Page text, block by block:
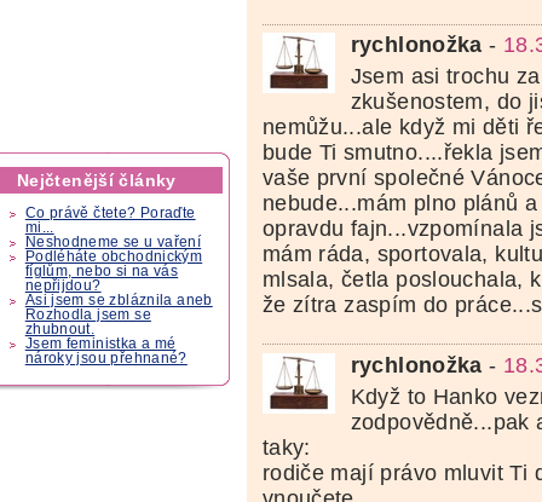
Nejčtenější články
Co právě čtete? Poraďte
mi...
Neshodneme se u vaření
Podléháte obchodnickým
fíglům, nebo si na vás
nepřijdou?
Asi jsem se zbláznila aneb
Rozhodla jsem se
zhubnout.
Jsem feministka a mé
nároky jsou přehnané?
rychlonožka -
Jsem asi trochu
zkušenostem, do
nemůžu...ale když mi děti
bude Ti smutno....řekla
vaše první společné
nebude...mám plno plánů
opravdu fajn...vzpomínala
mám ráda, sportovala,
mlsala, četla poslouchala,
že zítra zaspím do
rychlonožka -
Když to Hanko
zodpovědně...pak
taky:
rodiče mají právo mluvit Ti